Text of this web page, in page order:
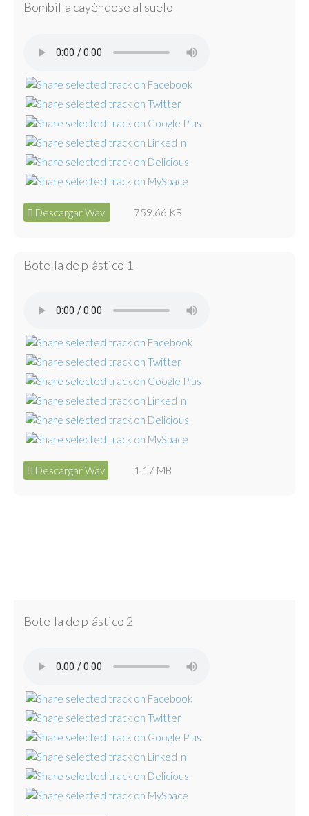
Bombilla cayéndose al suelo
Descargar Wav 759.66 KB
Botella de plástico 1
Descargar Wav 1.17 MB
Botella de plástico 2